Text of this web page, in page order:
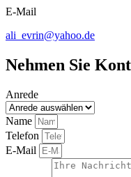
E-Mail
ali_evrin@yahoo.de
Nehmen Sie
Anrede
Name
Telefon
E-Mail